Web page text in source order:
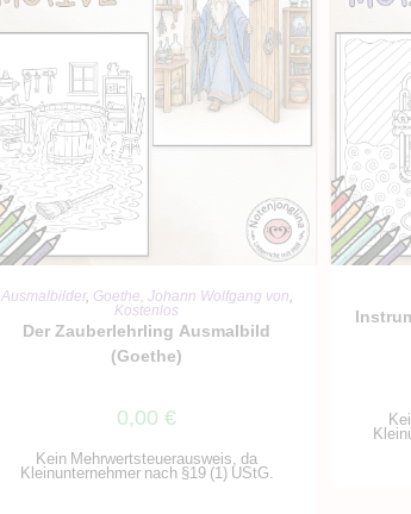
IN DEN WARENKORB
Ausmalbilder, Goethe, Johann Wolfgang von,
Kostenlos
Der Zauberlehrling Ausmalbild
(Goethe)
0,00€
Kein Mehrwertsteuerausweis, da
Kleinunternehmer nach §19 (1) UStG.